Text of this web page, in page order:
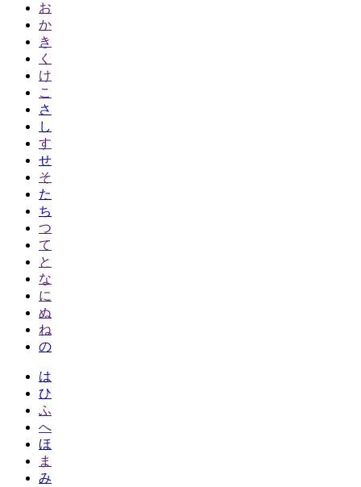
お
か
き
く
け
こ
さ
し
す
せ
そ
た
ち
つ
て
と
な
に
ぬ
ね
の
は
ひ
ふ
へ
ほ
ま
み